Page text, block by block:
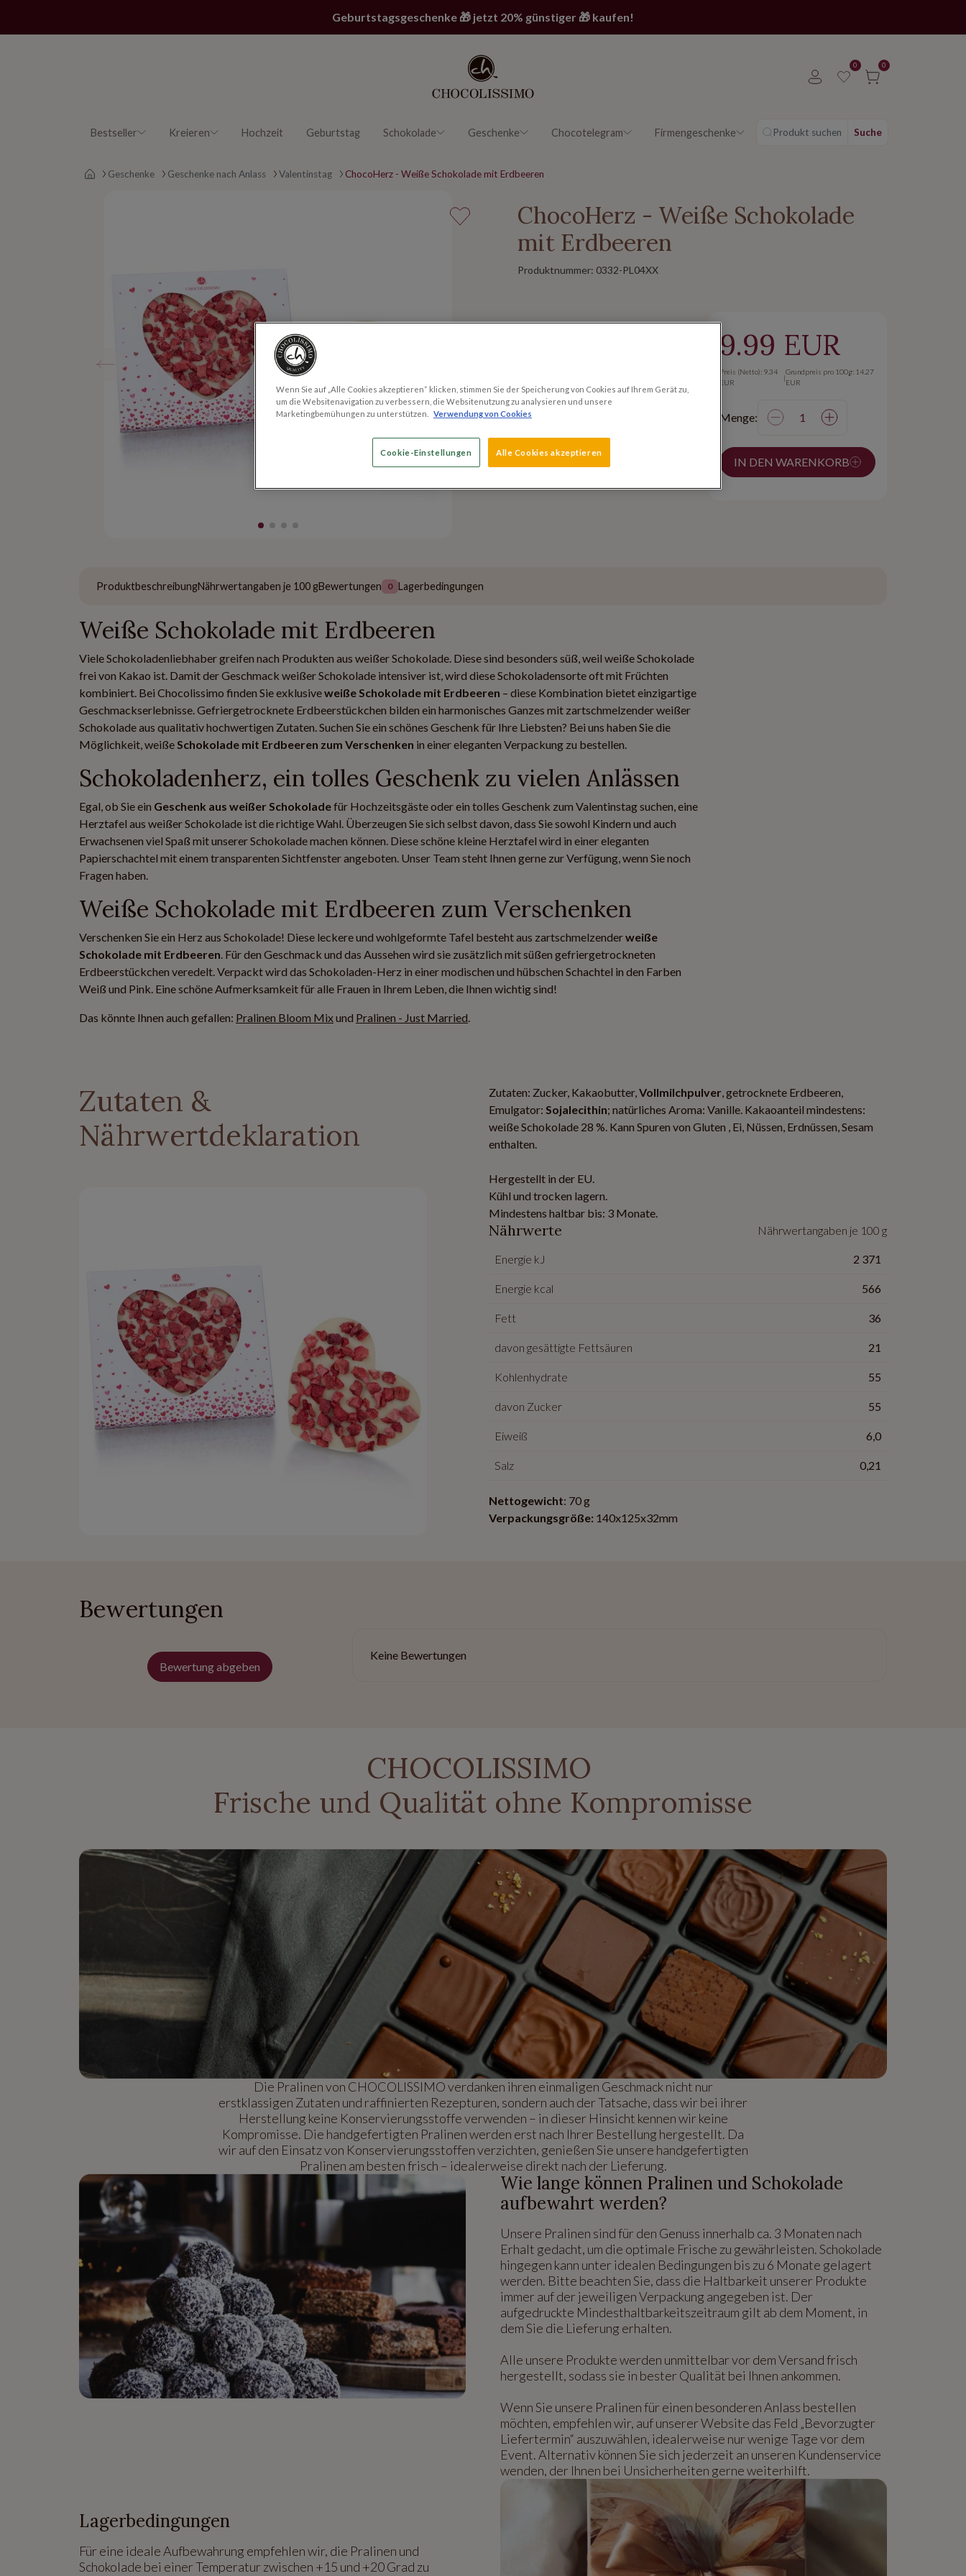
Geburtstagsgeschenke 🎁 jetzt 20% günstiger 🎁 kaufen!
0 0
Kreieren Hochzeit Geburtstag Schokolade Geschenke Chocotelegram Firmengeschenke
Bestseller Produkt suchen Suche
Main page
Geschenke Geschenke nach Anlass Valentinstag ChocoHerz - Weiße Schokolade mit Erdbeeren
ChocoHerz - Weiße Schokolade
mit Erdbeeren
Produktnummer: 0332-PL04XX
Versandmethoden
Kostenloser Versand ab
60 EUR
9.99 EUR
Preis (Netto): 9.34
EUR
|
Grundpreis pro 100g: 14.27
EUR
Menge:
IN DEN WARENKORB
ProduktbeschreibungNährwertangaben je 100 gBewertungen 0 Lagerbedingungen
Weiße Schokolade mit Erdbeeren
Viele Schokoladenliebhaber greifen nach Produkten aus weißer Schokolade. Diese sind besonders süß, weil weiße Schokolade
frei von Kakao ist. Damit der Geschmack weißer Schokolade intensiver ist, wird diese Schokoladensorte oft mit Früchten
kombiniert. Bei Chocolissimo finden Sie exklusiveweiße Schokolade mit Erdbeeren – diese Kombination bietet einzigartige
Geschmackserlebnisse. Gefriergetrocknete Erdbeerstückchen bilden ein harmonisches Ganzes mit zartschmelzender weißer
Schokolade aus qualitativ hochwertigen Zutaten. Suchen Sie ein schönes Geschenk für Ihre Liebsten? Bei uns haben Sie die
Möglichkeit, weißeSchokolade mit Erdbeeren zum Verschenken in einer eleganten Verpackung zu bestellen.
Schokoladenherz, ein tolles Geschenk zu vielen Anlässen
Egal, ob Sie ein Geschenk aus weißer Schokoladefür Hochzeitsgäste oder ein tolles Geschenk zum Valentinstag suchen, eine
Herztafel aus weißer Schokolade ist die richtige Wahl. Überzeugen Sie sich selbst davon, dass Sie sowohl Kindern und auch
Erwachsenen viel Spaß mit unserer Schokolade machen können. Diese schöne kleine Herztafel wird in einer eleganten
Papierschachtel mit einem transparenten Sichtfenster angeboten. Unser Team steht Ihnen gerne zur Verfügung, wenn Sie noch
Fragen haben.
Weiße Schokolade mit Erdbeeren zum Verschenken
Verschenken Sie ein Herz aus Schokolade! Diese leckere und wohlgeformte Tafel besteht aus zartschmelzenderweiße
Schokolade mit Erdbeeren. Für den Geschmack und das Aussehen wird sie zusätzlich mit süßen gefriergetrockneten
Erdbeerstückchen veredelt. Verpackt wird das Schokoladen-Herz in einer modischen und hübschen Schachtel in den Farben
Weiß und Pink. Eine schöne Aufmerksamkeit für alle Frauen in Ihrem Leben, die Ihnen wichtig sind!
Das könnte Ihnen auch gefallen: Pralinen Bloom Mixund Pralinen - Just Married.
Zutaten &
Nährwertdeklaration
Zutaten: Zucker, Kakaobutter,Vollmilchpulver, getrocknete Erdbeeren,
Emulgator: Sojalecithin; natürliches Aroma: Vanille. Kakaoanteil mindestens:
weiße Schokolade 28 %. Kann Spuren von Gluten , Ei, Nüssen, Erdnüssen, Sesam
enthalten.
Hergestellt in der EU.
Kühl und trocken lagern.
Mindestens haltbar bis: 3 Monate.
Nährwerte Nährwertangaben je 100 g
Energie kJ 2 371
Energie kcal 566
Fett 36
davon gesättigte Fettsäuren 21
Kohlenhydrate 55
davon Zucker 55
Eiweiß 6,0
Salz 0,21
Nettogewicht: 70 g
Verpackungsgröße: 140x125x32mm
Bewertungen
Bewertung abgeben
Keine Bewertungen
CHOCOLISSIMO
Frische und Qualität ohne Kompromisse
Die Pralinen von CHOCOLISSIMO verdanken ihren einmaligen Geschmack nicht nur
erstklassigen Zutaten und raffinierten Rezepturen, sondern auch der Tatsache, dass wir bei ihrer
Herstellung keine Konservierungsstoffe verwenden – in dieser Hinsicht kennen wir keine
Kompromisse. Die handgefertigten Pralinen werden erst nach Ihrer Bestellung hergestellt. Da
wir auf den Einsatz von Konservierungsstoffen verzichten, genießen Sie unsere handgefertigten
Pralinen am besten frisch – idealerweise direkt nach der Lieferung.
Wie lange können Pralinen und Schokolade
aufbewahrt werden?
Unsere Pralinen sind für den Genuss innerhalb ca. 3 Monaten nach
Erhalt gedacht, um die optimale Frische zu gewährleisten. Schokolade
hingegen kann unter idealen Bedingungen bis zu 6 Monate gelagert
werden. Bitte beachten Sie, dass die Haltbarkeit unserer Produkte
immer auf der jeweiligen Verpackung angegeben ist. Der
aufgedruckte Mindesthaltbarkeitszeitraum gilt ab dem Moment, in
dem Sie die Lieferung erhalten.
Alle unsere Produkte werden unmittelbar vor dem Versand frisch
hergestellt, sodass sie in bester Qualität bei Ihnen ankommen.
Wenn Sie unsere Pralinen für einen besonderen Anlass bestellen
möchten, empfehlen wir, auf unserer Website das Feld „Bevorzugter
Liefertermin“ auszuwählen, idealerweise nur wenige Tage vor dem
Event. Alternativ können Sie sich jederzeit an unseren Kundenservice
wenden, der Ihnen bei Unsicherheiten gerne weiterhilft.
Lagerbedingungen
Für eine ideale Aufbewahrung empfehlen wir, die Pralinen und
Schokolade bei einer Temperatur zwischen +15 und +20 Grad zu
Wenn Sie auf „Alle Cookies akzeptieren“ klicken, stimmen Sie der Speicherung von Cookies auf Ihrem Gerät zu,
um die Websitenavigation zu verbessern, die Websitenutzung zu analysieren und unsere
Marketingbemühungen zu unterstützen.
Verwendung von Cookies
Cookie-Einstellungen Alle Cookies akzeptieren